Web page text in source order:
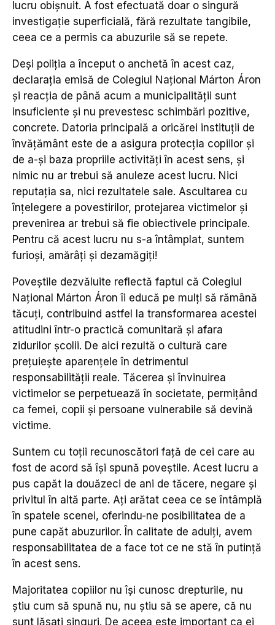
lucru obișnuit. A fost efectuată doar o singură
investigație superficială, fără rezultate tangibile,
ceea ce a permis ca abuzurile să se repete.
Deși poliția a început o anchetă în acest caz,
declarația emisă de Colegiul Național Márton Áron
și reacția de până acum a municipalității sunt
insuficiente și nu prevestesc schimbări pozitive,
concrete. Datoria principală a oricărei instituții de
învățământ este de a asigura protecția copiilor și
de a-și baza propriile activități în acest sens, și
nimic nu ar trebui să anuleze acest lucru. Nici
reputația sa, nici rezultatele sale. Ascultarea cu
înțelegere a povestirilor, protejarea victimelor și
prevenirea ar trebui să fie obiectivele principale.
Pentru că acest lucru nu s-a întâmplat, suntem
furioși, amărâți și dezamăgiți!
Poveștile dezvăluite reflectă faptul că Colegiul
Național Márton Áron îi educă pe mulți să rămână
tăcuți, contribuind astfel la transformarea acestei
atitudini într-o practică comunitară și afara
zidurilor școlii. De aici rezultă o cultură care
prețuiește aparențele în detrimentul
responsabilității reale. Tăcerea și învinuirea
victimelor se perpetuează în societate, permițând
ca femei, copii și persoane vulnerabile să devină
victime.
Suntem cu toții recunoscători față de cei care au
fost de acord să își spună poveștile. Acest lucru a
pus capăt la douăzeci de ani de tăcere, negare și
privitul în altă parte. Ați arătat ceea ce se întâmplă
în spatele scenei, oferindu-ne posibilitatea de a
pune capăt abuzurilor. În calitate de adulți, avem
responsabilitatea de a face tot ce ne stă în putință
în acest sens.
Majoritatea copiilor nu își cunosc drepturile, nu
știu cum să spună nu, nu știu să se apere, că nu
sunt lăsați singuri. De aceea este important ca ei